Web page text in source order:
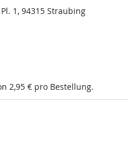
1, 94315 Straubing
2,95 € pro Bestellung.